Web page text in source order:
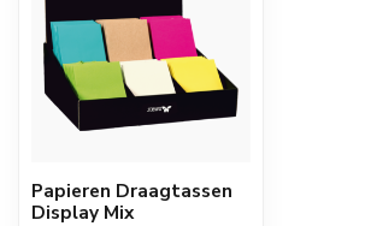
Papieren Draagtassen
Display Mix